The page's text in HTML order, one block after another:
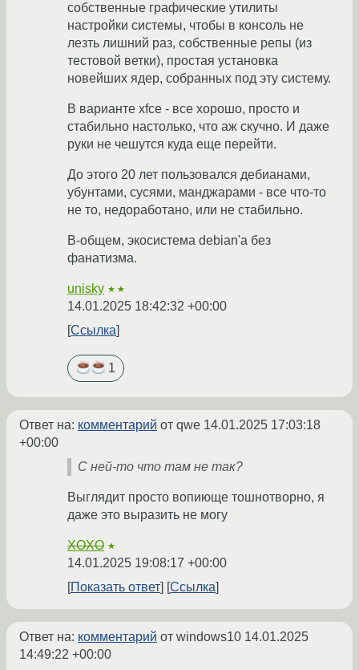
собственные графические утилиты
настройки системы, чтобы в консоль не
лезть лишний раз, собственные репы (из
тестовой ветки), простая установка
новейших ядер, собранных под эту систему.
В варианте xfce - все хорошо, просто и
стабильно настолько, что аж скучно. И даже
руки не чешутся куда еще перейти.
До этого 20 лет пользовался дебианами,
убунтами, сусями, манджарами - все что-то
не то, недоработано, или не стабильно.
В-общем, экосистема debian'а без
фанатизма.
unisky ★★
14.01.2025 18:42:32 +00:00
Ссылка
1
Ответ на: комментарий от qwe 14.01.2025 17:03:18
+00:00
С ней-то что там не так?
Выглядит просто вопиюще тошнотворно, я
даже это выразить не могу
XOXO ★
14.01.2025 19:08:17 +00:00
Показать ответ
Ссылка
Ответ на: комментарий от windows10 14.01.2025
14:49:22 +00:00